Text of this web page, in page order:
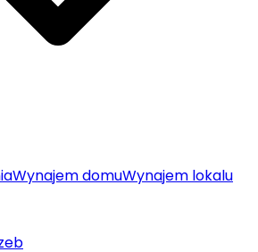
Wynajem domuWynajem lokalu